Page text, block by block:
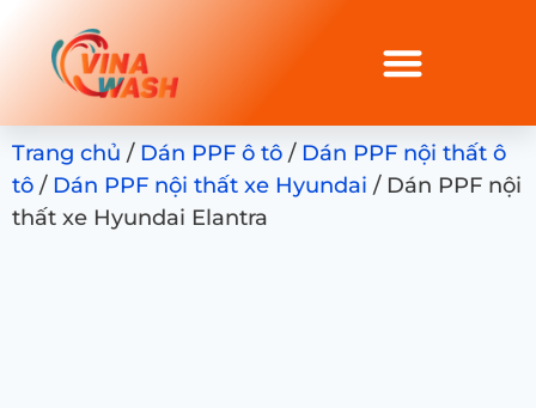
Trang chủ / Dán PPF ô tô / Dán PPF nội thất ô
tô / Dán PPF nội thất xe Hyundai / Dán PPF nội
thất xe Hyundai Elantra